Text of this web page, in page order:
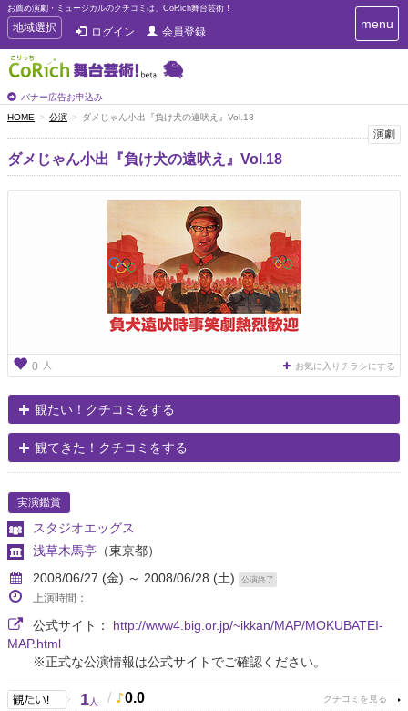
お薦め演劇・ミュージカルのクチコミは、CoRich舞台芸術！
T
o
g
g
e
n
a
v
i
地域選択 ログイン 会員登録
バナー広告お申込み
T
o
i
menu
HOME 公演 ダメじゃん小出『負け犬の遠吠え』Vol.18
演劇
ダメじゃん小出『負け犬の遠吠え』Vol.18
0 人 お気に入りチラシにする
観たい！クチコミをする
観てきた！クチコミをする
実演鑑賞
スタジオエッグス
浅草木馬亭 （東京都）
2008/06/27 (金) ～ 2008/06/28 (土)
公演終了
上演時間：
公式サイト： http://www4.big.or.jp/~ikkan/MAP/MOKUBATEI-
MAP.html
※正式な公演情報は公式サイトでご確認ください。
1人 / 0.0